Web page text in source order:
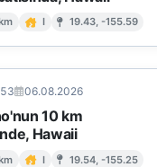
I 19.43, -155.59
06.08.2026
10 km
Hawaii
I 19.54, -155.25